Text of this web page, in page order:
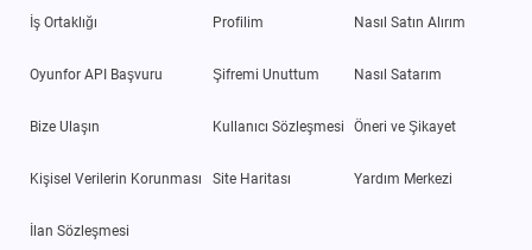
İş Ortaklığı
Oyunfor API Başvuru
Bize Ulaşın
Kişisel Verilerin Korunması
İlan Sözleşmesi
Profilim
Şifremi Unuttum
Kullanıcı Sözleşmesi
Site Haritası
Nasıl Satın Alırım
Nasıl Satarım
Öneri ve Şikayet
Yardım Merkezi